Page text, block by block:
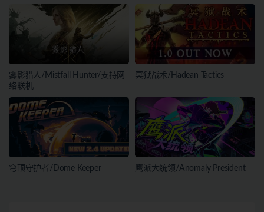
雾影猎人/Mistfall Hunter/支持网
络联机
冥狱战术/Hadean Tactics
穹顶守护者/Dome Keeper 鹰派大统领/Anomaly President